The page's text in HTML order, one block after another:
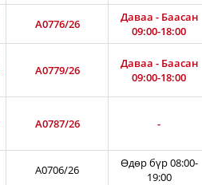
A0776/26
Даваа - Баасан
09:00-18:00
A0779/26
Даваа - Баасан
09:00-18:00
A0787/26 -
A0706/26
Өдөр бүр 08:00-
19:00